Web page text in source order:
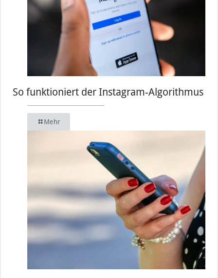
So funktioniert der Instagram-Algorithmus
Mehr